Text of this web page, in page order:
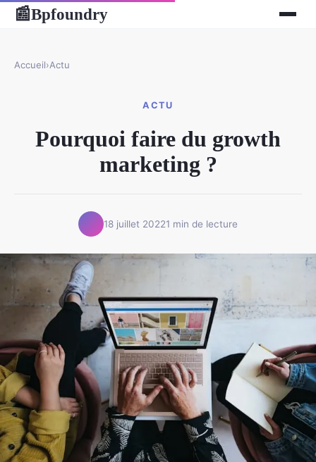
📰Bpfoundry
Accueil›Actu
ACTU
Pourquoi faire du growth
marketing ?
18 juillet 20221 min de lecture